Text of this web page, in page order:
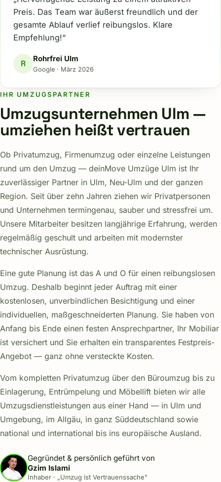
Preis. Das Team war äußerst freundlich und der
gesamte Ablauf verlief reibungslos. Klare
Empfehlung!“
R Rohrfrei Ulm
Google · März 2026
IHR UMZUGSPARTNER
Umzugsunternehmen Ulm —
umziehen heißt vertrauen
Ob Privatumzug, Firmenumzug oder einzelne Leistungen
rund um den Umzug — deinMove Umzüge Ulm ist Ihr
zuverlässiger Partner in Ulm, Neu-Ulm und der ganzen
Region. Seit über zehn Jahren ziehen wir Privatpersonen
und Unternehmen termingenau, sauber und stressfrei um.
Unsere Mitarbeiter besitzen langjährige Erfahrung, werden
regelmäßig geschult und arbeiten mit modernster
technischer Ausrüstung.
Eine gute Planung ist das A und O für einen reibungslosen
Umzug. Deshalb beginnt jeder Auftrag mit einer
kostenlosen, unverbindlichen Besichtigung und einer
individuellen, maßgeschneiderten Planung. Sie haben von
Anfang bis Ende einen festen Ansprechpartner, Ihr Mobiliar
ist versichert und Sie erhalten ein transparentes Festpreis-
Angebot — ganz ohne versteckte Kosten.
Vom kompletten Privatumzug über den Büroumzug bis zu
Einlagerung, Entrümpelung und Möbellift bieten wir alle
Umzugsdienstleistungen aus einer Hand — in Ulm und
Umgebung, im Allgäu, in ganz Süddeutschland sowie
national und international bis ins europäische Ausland.
Gegründet & persönlich geführt von
Gzim Islami
Inhaber · „Umzug ist Vertrauenssache"